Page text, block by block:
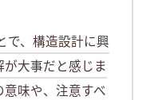
で、構造設計に興
大事だと感じま
味や、注意すべ